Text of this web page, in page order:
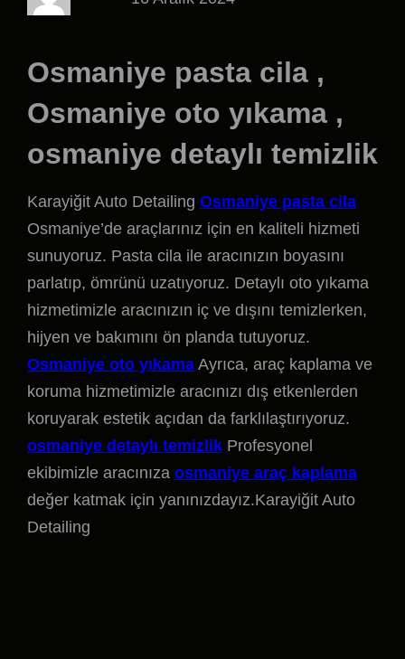
Osmaniye pasta cila ,
Osmaniye oto yıkama ,
osmaniye detaylı temizlik
Karayiğit Auto Detailing Osmaniye pasta cila
Osmaniye’de araçlarınız için en kaliteli hizmeti
sunuyoruz. Pasta cila ile aracınızın boyasını
parlatıp, ömrünü uzatıyoruz. Detaylı oto yıkama
hizmetimizle aracınızın iç ve dışını temizlerken,
hijyen ve bakımını ön planda tutuyoruz.
Osmaniye oto yıkama Ayrıca, araç kaplama ve
koruma hizmetimizle aracınızı dış etkenlerden
koruyarak estetik açıdan da farklılaştırıyoruz.
osmaniye detaylı temizlik Profesyonel
ekibimizle aracınıza osmaniye araç kaplama
değer katmak için yanınızdayız.Karayiğit Auto
Detailing